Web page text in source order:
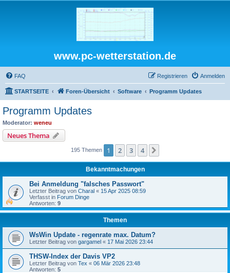
www.pc-wetterstation.de
FAQ Anmelden
Registrieren
STARTSEITE Foren-Übersicht Software Programm Updates
Programm Updates
Moderator: weneu
Neues Thema
195 Themen 1 2 3 4
Bekanntmachungen
Bei Anmeldung "falsches Passwort"
Letzter Beitrag von Charal « 15 Apr 2025 08:59
Verfasst in Forum Dinge
Antworten: 9
Themen
WsWin Update - regenrate max. Datum?
Letzter Beitrag von gargamel « 17 Mai 2026 23:44
THSW-Index der Davis VP2
Letzter Beitrag von Tex « 06 Mär 2026 23:48
Antworten: 5